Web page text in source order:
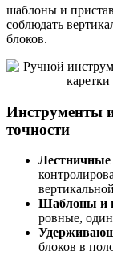
шаблоны и
соблюдать
блоков.
Инструменты
точности
Шаблоны и
ровные,
блоков в